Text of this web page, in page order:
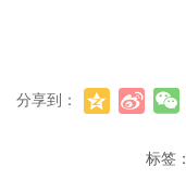
分享到：
标签：